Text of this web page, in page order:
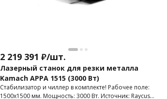
2 219 391 ₽/шт.
Лазерный станок для резки металла
Kamach APPA 1515 (3000 Вт)
Стабилизатор и чиллер в комплекте! Рабочее поле:
1500х1500 мм. Мощность: 3000 Вт. Источник: Raycus.